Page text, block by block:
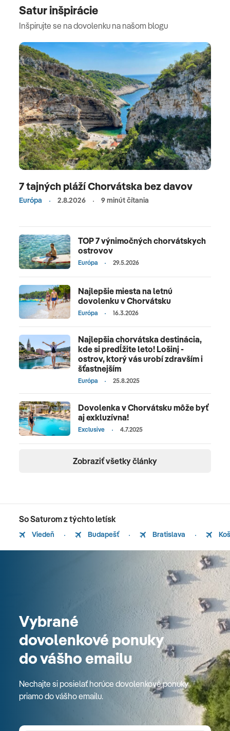
Satur inšpirácie
Inšpirujte se na dovolenku na našom blogu
7 tajných pláží Chorvátska bez davov
Európa 2.8.2026 9 minút čítania
TOP 7 výnimočných chorvátskych
ostrovov
Európa 29.5.2026
Najlepšie miesta na letnú
dovolenku v Chorvátsku
Európa 16.3.2026
Najlepšia chorvátska destinácia,
kde si predĺžite leto! Lošinj -
ostrov, ktorý vás urobí zdravším i
šťastnejším
Európa 25.8.2025
Dovolenka v Chorvátsku môže byť
aj exkluzívna!
Exclusive 4.7.2025
Zobraziť všetky články
So Saturom z týchto letísk
Viedeň Budapešť Bratislava
Vybrané
dovolenkové ponuky
do vášho emailu
Nechajte si posielať horúce dovolenkové ponuky
priamo do vášho emailu.